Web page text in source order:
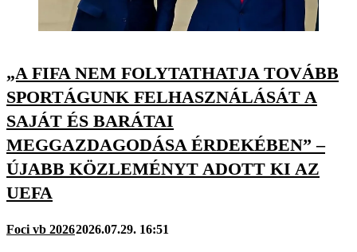
„A FIFA NEM FOLYTATHATJA TOVÁBB
SPORTÁGUNK FELHASZNÁLÁSÁT A
SAJÁT ÉS BARÁTAI
MEGGAZDAGODÁSA ÉRDEKÉBEN” –
ÚJABB KÖZLEMÉNYT ADOTT KI AZ
UEFA
Foci vb 20262026.07.29. 16:51